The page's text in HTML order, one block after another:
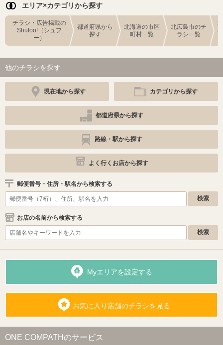
エリア×カテゴリから探す
チラシ・広告掲載の
Shufoo!（シュフ
ー）
都道府県から
探す
北海道の市区
町村一覧
北広島市のチ
ラシ一覧
他のチラシを探す
現在地から探す カテゴリから探す
都道府県から探す
路線・駅から探す
よく行くお店から探す
郵便番号・住所・駅名から検索する
お店の名前から検索する
Myエリアを設定する
お気に入り店舗のチラシを見る
ONE COMPATHのサービス